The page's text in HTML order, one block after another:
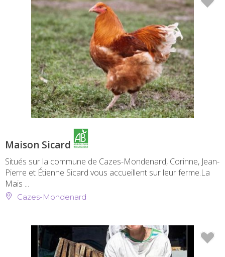
Maison Sicard
Situés sur la commune de Cazes-Mondenard, Corinne, Jean-
Pierre et Étienne Sicard vous accueillent sur leur ferme.La
Mais ...
Cazes-Mondenard